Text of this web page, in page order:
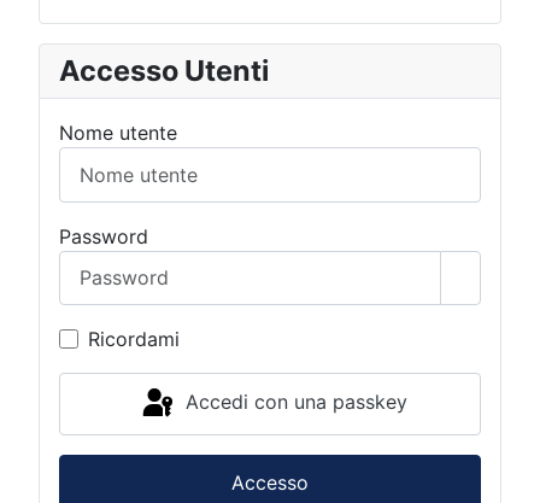
Accesso Utenti
Nome utente
Password
Ricordami
Accedi con una passkey
Accesso